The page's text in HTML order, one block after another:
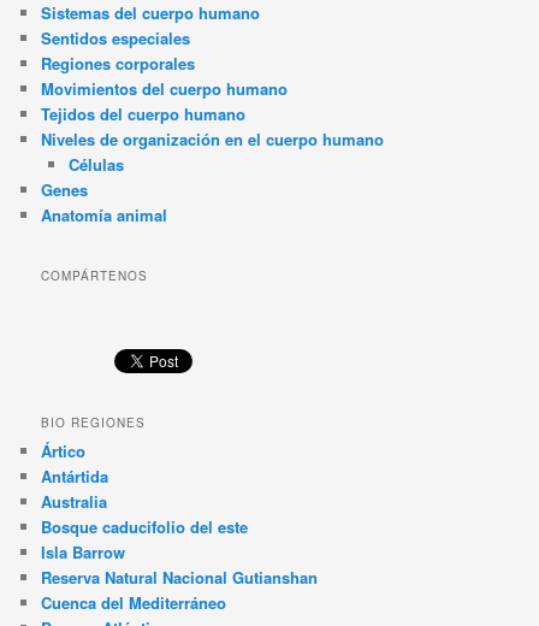
Sistemas del cuerpo humano
Sentidos especiales
Regiones corporales
Movimientos del cuerpo humano
Tejidos del cuerpo humano
Niveles de organización en el cuerpo humano
Células
Genes
Anatomía animal
COMPÁRTENOS
BIO REGIONES
Ártico
Antártida
Australia
Bosque caducifolio del este
Isla Barrow
Reserva Natural Nacional Gutianshan
Cuenca del Mediterráneo